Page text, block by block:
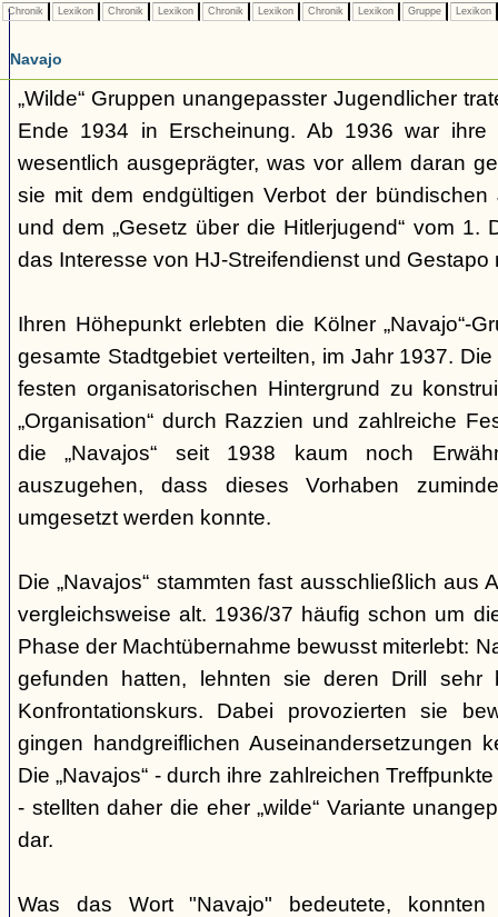
Chronik Lexikon Chronik Lexikon Chronik Lexikon Chronik Lexikon Gruppe Lexikon
Navajo
„Wilde“ Gruppen unangepasster Jugendlicher
Ende 1934 in Erscheinung. Ab 1936 war ihre
wesentlich ausgeprägter, was vor allem daran
sie mit dem endgültigen Verbot der
und dem „Gesetz über die Hitlerjugend“ vom 1.
das Interesse von HJ-Streifendienst und Gestapo
Ihren Höhepunkt erlebten die Kölner „Navajo“-
gesamte Stadtgebiet verteilten, im Jahr 1937.
festen organisatorischen Hintergrund zu
„Organisation“ durch Razzien und zahlreiche
die „Navajos“ seit 1938 kaum noch
auszugehen, dass dieses Vorhaben
umgesetzt werden konnte.
Die „Navajos“ stammten fast ausschließlich aus
vergleichsweise alt. 1936/37 häufig schon um
Phase der Machtübernahme bewusst miterlebt:
gefunden hatten, lehnten sie deren Drill
Konfrontationskurs. Dabei provozierten sie
gingen handgreiflichen Auseinandersetzungen
Die „Navajos“ - durch ihre zahlreichen
- stellten daher die eher „wilde“ Variante
dar.
Was das Wort "Navajo" bedeutete, konnten